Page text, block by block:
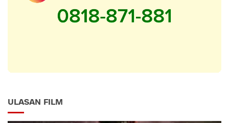
ULASAN FILM